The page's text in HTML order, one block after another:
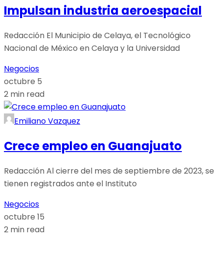
Impulsan industria aeroespacial
Redacción El Municipio de Celaya, el Tecnológico
Nacional de México en Celaya y la Universidad
Negocios
octubre 5
2 min read
Emiliano Vazquez
Crece empleo en Guanajuato
Redacción Al cierre del mes de septiembre de 2023, se
tienen registrados ante el Instituto
Negocios
octubre 15
2 min read